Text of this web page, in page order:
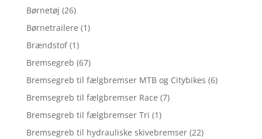
Børnetøj (26)
Børnetrailere (1)
Brændstof (1)
Bremsegreb (67)
Bremsegreb til fælgbremser MTB og Citybikes (6)
Bremsegreb til fælgbremser Race (7)
Bremsegreb til fælgbremser Tri (1)
Bremsegreb til hydrauliske skivebremser (22)